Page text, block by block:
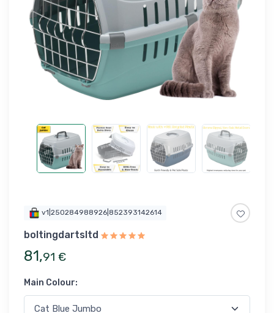
v1|250284988926|852393142614
boltingdartsltd
81,91 €
Main Colour: